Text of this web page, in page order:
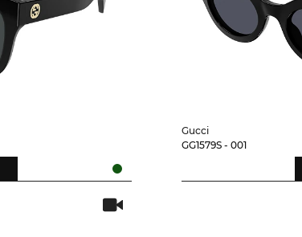
Gucci
GG1579S - 001